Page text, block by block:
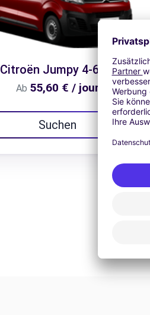
Citroën Jumpy 4-6m3
Ab 55,60 € / jour
Suchen